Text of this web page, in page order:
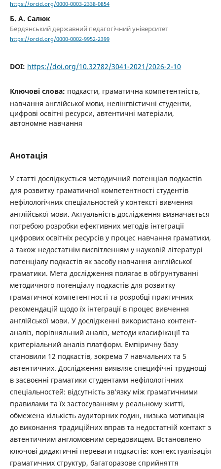
https://orcid.org/0000-0003-2338-0854
Б. А. Салюк
Бердянський державний педагогічний університет
https://orcid.org/0000-0002-9952-2399
DOI: https://doi.org/10.32782/3041-2021/2026-2-10
Ключові слова: подкасти, граматична компетентність,
навчання англійської мови, нелінгвістичні студенти,
цифрові освітні ресурси, автентичні матеріали,
автономне навчання
Анотація
У статті досліджується методичний потенціал подкастів
для розвитку граматичної компетентності студентів
нефілологічних спеціальностей у контексті вивчення
англійської мови. Актуальність дослідження визначається
потребою розробки ефективних методів інтеграції
цифрових освітніх ресурсів у процес навчання граматики,
а також недостатнім висвітленням у науковій літературі
потенціалу подкастів як засобу навчання англійської
граматики. Мета дослідження полягає в обґрунтуванні
методичного потенціалу подкастів для розвитку
граматичної компетентності та розробці практичних
рекомендацій щодо їх інтеграції в процес вивчення
англійської мови. У дослідженні використано контент-
аналіз, порівняльний аналіз, методи класифікації та
критеріальний аналіз платформ. Емпіричну базу
становили 12 подкастів, зокрема 7 навчальних та 5
автентичних. Дослідження виявляє специфічні труднощі
в засвоєнні граматики студентами нефілологічних
спеціальностей: відсутність зв’язку між граматичними
правилами та їх застосуванням у реальному житті,
обмежена кількість аудиторних годин, низька мотивація
до виконання традиційних вправ та недостатній контакт з
автентичним англомовним середовищем. Встановлено
ключові дидактичні переваги подкастів: контекстуалізація
граматичних структур, багаторазове сприйняття